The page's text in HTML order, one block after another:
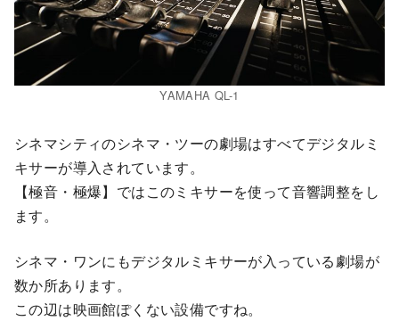
YAMAHA QL-1
シネマシティのシネマ・ツーの劇場はすべてデジタルミ
キサーが導入されています。
【極音・極爆】ではこのミキサーを使って音響調整をし
ます。
シネマ・ワンにもデジタルミキサーが入っている劇場が
数か所あります。
この辺は映画館ぽくない設備ですね。